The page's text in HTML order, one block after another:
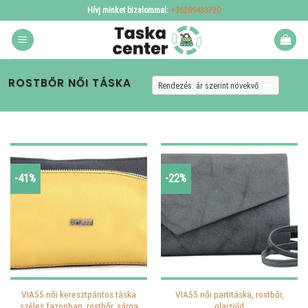
to
content
Hívj minket bizalommal: +36209433720
ROSTBŐR NŐI TÁSKA
-41%
VIA55 női keresztpántos táska
széles fazonban, rostbőr, sárga
-22%
VIA55 női partitáska, rostbőr,
olajzöld